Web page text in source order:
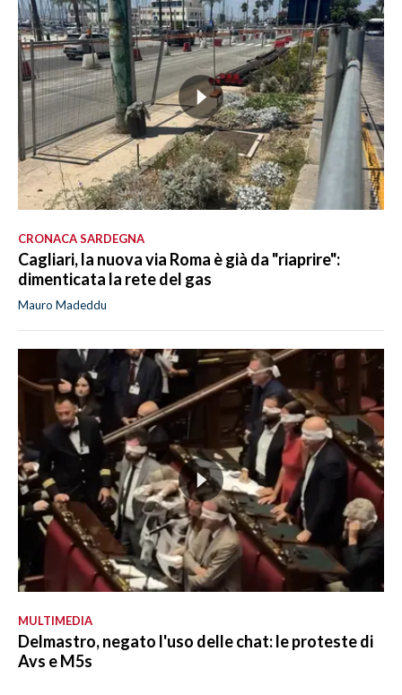
CRONACA SARDEGNA
Cagliari, la nuova via Roma è già da "riaprire":
dimenticata la rete del gas
Mauro Madeddu
MULTIMEDIA
Delmastro, negato l'uso delle chat: le proteste di
Avs e M5s